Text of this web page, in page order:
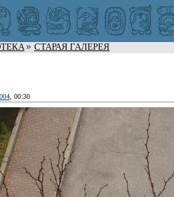
СТАРАЯ ГАЛЕРЕЯ
, 00:30